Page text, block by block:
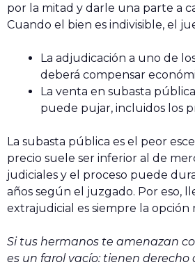
por la mitad y darle una parte a
Cuando el bien es indivisible, el
La adjudicación a uno de
deberá compensar
La venta en subasta
puede pujar, incluidos los
La subasta pública es el peor
precio suele ser inferior al de
judiciales y el proceso puede
años según el juzgado. Por eso,
extrajudicial es siempre la opción
Si tus hermanos te amenazan
es un farol vacío: tienen derecho